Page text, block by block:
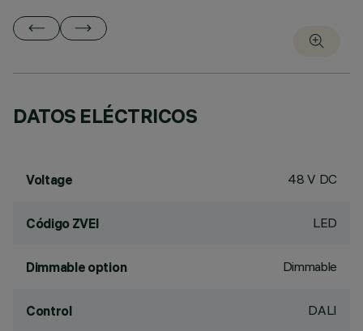
DATOS ELÉCTRICOS
Voltage 48 V DC
Código ZVEI LED
Dimmable option Dimmable
Control DALI